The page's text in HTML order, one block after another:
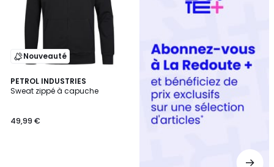
Nouveauté
PETROL INDUSTRIES
Sweat zippé à capuche
49,99 €